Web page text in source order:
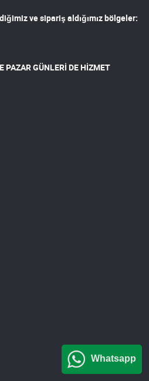
ve sipariş aldığımız bölgeler:
PAZAR GÜNLERİ DE HİZMET
Whatsapp